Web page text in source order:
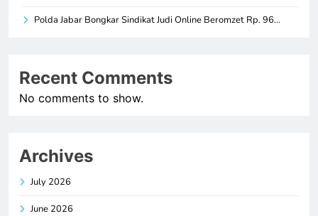
Polda Jabar Bongkar Sindikat Judi Online Beromzet Rp. 96…
Recent Comments
No comments to show.
Archives
July 2026
June 2026